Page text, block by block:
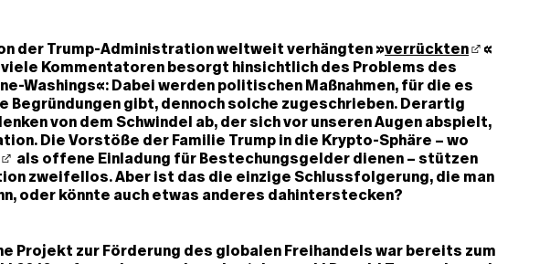
der Trump-Administration weltweit verhängten »verrückten
«
Kommentatoren besorgt hinsichtlich des Problems des
Washings«: Dabei werden politischen Maßnahmen, für die es
Begründungen gibt, dennoch solche zugeschrieben. Derartig
von dem Schwindel ab, der sich vor unseren Augen abspielt,
Die Vorstöße der Familie Trump in die Krypto-Sphäre – wo
als offene Einladung für Bestechungsgelder dienen – stützen
zweifellos. Aber ist das die einzige Schlussfolgerung, die man
oder könnte auch etwas anderes dahinterstecken?
Projekt zur Förderung des globalen Freihandels war bereits zum